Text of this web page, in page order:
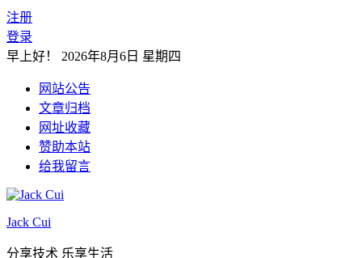
注册
登录
早上好！ 2026年8月6日 星期四
网站公告
文章归档
网址收藏
赞助本站
给我留言
Jack Cui
分享技术 乐享生活